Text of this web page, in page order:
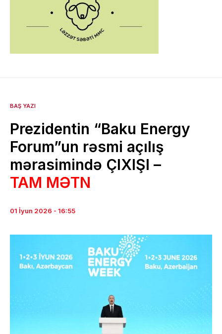
BAŞ YAZI
Prezidentin “Baku Energy
Forum”un rəsmi açılış
mərasimində ÇIXIŞI –
TAM MƏTN
01 İyun 2026 - 16:55